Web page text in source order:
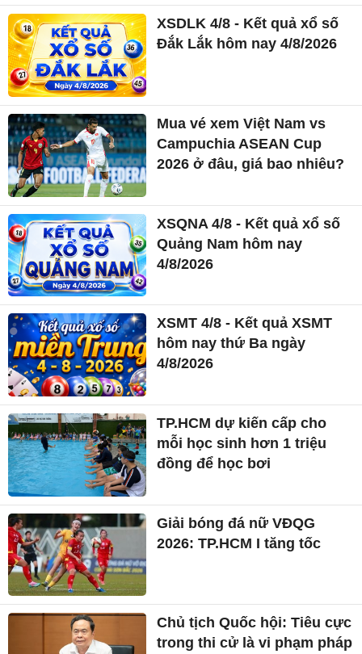
XSDLK 4/8 - Kết quả xổ số
Đắk Lắk hôm nay 4/8/2026
Mua vé xem Việt Nam vs
Campuchia ASEAN Cup
2026 ở đâu, giá bao nhiêu?
XSQNA 4/8 - Kết quả xổ số
Quảng Nam hôm nay
4/8/2026
XSMT 4/8 - Kết quả XSMT
hôm nay thứ Ba ngày
4/8/2026
TP.HCM dự kiến cấp cho
mỗi học sinh hơn 1 triệu
đồng để học bơi
Giải bóng đá nữ VĐQG
2026: TP.HCM I tăng tốc
Chủ tịch Quốc hội: Tiêu cực
trong thi cử là vi phạm pháp